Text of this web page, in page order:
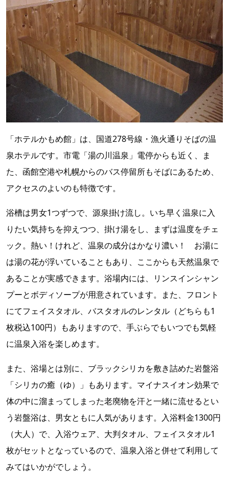
「ホテルかもめ館」は、国道278号線・漁火通りそばの温
泉ホテルです。市電「湯の川温泉」電停からも近く、ま
た、函館空港や札幌からのバス停留所もそばにあるため、
アクセスのよいのも特徴です。
浴槽は男女1つずつで、源泉掛け流し。いち早く温泉に入
りたい気持ちを抑えつつ、掛け湯をし、まずは温度をチェ
ック。熱い！けれど、温泉の成分はかなり濃い！ お湯に
は湯の花が浮いていることもあり、ここからも天然温泉で
あることが実感できます。浴場内には、リンスインシャン
プーとボディソープが用意されています。また、フロント
にてフェイスタオル、バスタオルのレンタル（どちらも1
枚税込100円）もありますので、手ぶらでもいつでも気軽
に温泉入浴を楽しめます。
また、浴場とは別に、ブラックシリカを敷き詰めた岩盤浴
「シリカの癒（ゆ）」もあります。マイナスイオン効果で
体の中に溜まってしまった老廃物を汗と一緒に流せるとい
う岩盤浴は、男女ともに人気があります。入浴料金1300円
（大人）で、入浴ウェア、大判タオル、フェイスタオル1
枚がセットとなっているので、温泉入浴と併せて利用して
みてはいかがでしょう。